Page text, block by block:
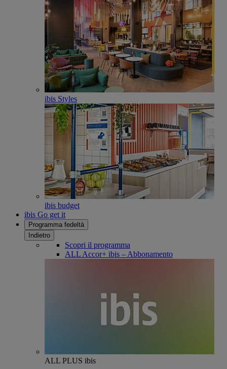
ibis Styles
ibis budget
ibis Go get it
Programma fedeltà
Indietro
Scopri il programma
ALL Accor+ ibis – Abbonamento
ALL PLUS ibis